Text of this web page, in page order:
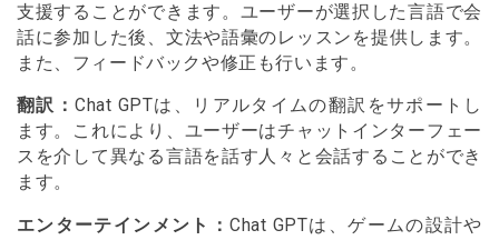
支援することができます。ユーザーが選択した言語で会
話に参加した後、文法や語彙のレッスンを提供します。
また、フィードバックや修正も行います。
翻訳：Chat GPTは、リアルタイムの翻訳をサポートし
ます。これにより、ユーザーはチャットインターフェー
スを介して異なる言語を話す人々と会話することができ
ます。
エンターテインメント：Chat GPTは、ゲームの設計や